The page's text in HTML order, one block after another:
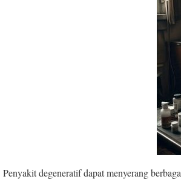
Penyakit degeneratif dapat menyerang